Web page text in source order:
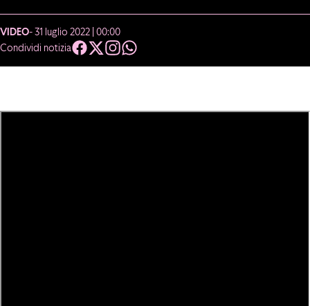
VIDEO- 31 luglio 2022 | 00:00
Condividi notizia